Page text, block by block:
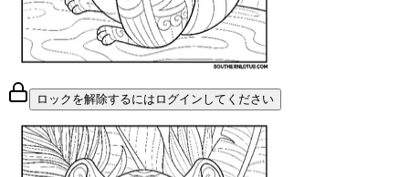
ロックを解除するにはログインしてください